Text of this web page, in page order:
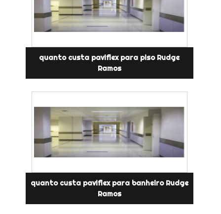
quanto custa paviflex para piso Rudge
Ramos
quanto custa paviflex para banheiro Rudge
Ramos